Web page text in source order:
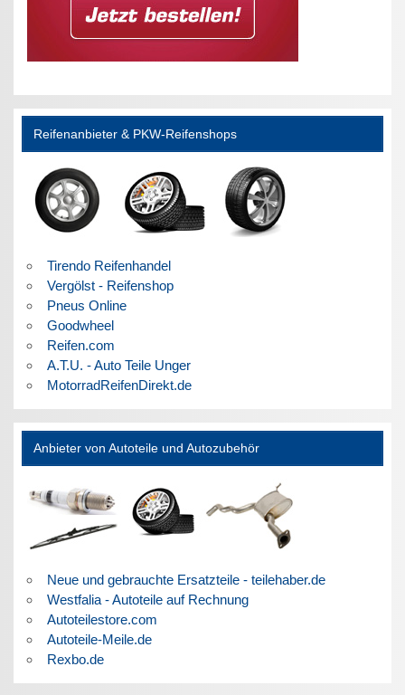
Reifenanbieter & PKW-Reifenshops
Tirendo Reifenhandel
Vergölst - Reifenshop
Pneus Online
Goodwheel
Reifen.com
A.T.U. - Auto Teile Unger
MotorradReifenDirekt.de
Anbieter von Autoteile und Autozubehör
Neue und gebrauchte Ersatzteile - teilehaber.de
Westfalia - Autoteile auf Rechnung
Autoteilestore.com
Autoteile-Meile.de
Rexbo.de